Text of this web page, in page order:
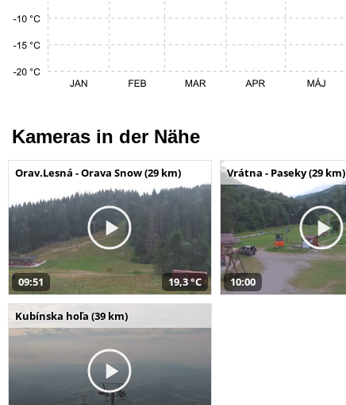
Kameras in der Nähe
Orav.Lesná - Orava Snow (29 km)
09:51 19,3 °C
Vrátna - Paseky (29 km)
10:00
Kubínska hoľa (39 km)